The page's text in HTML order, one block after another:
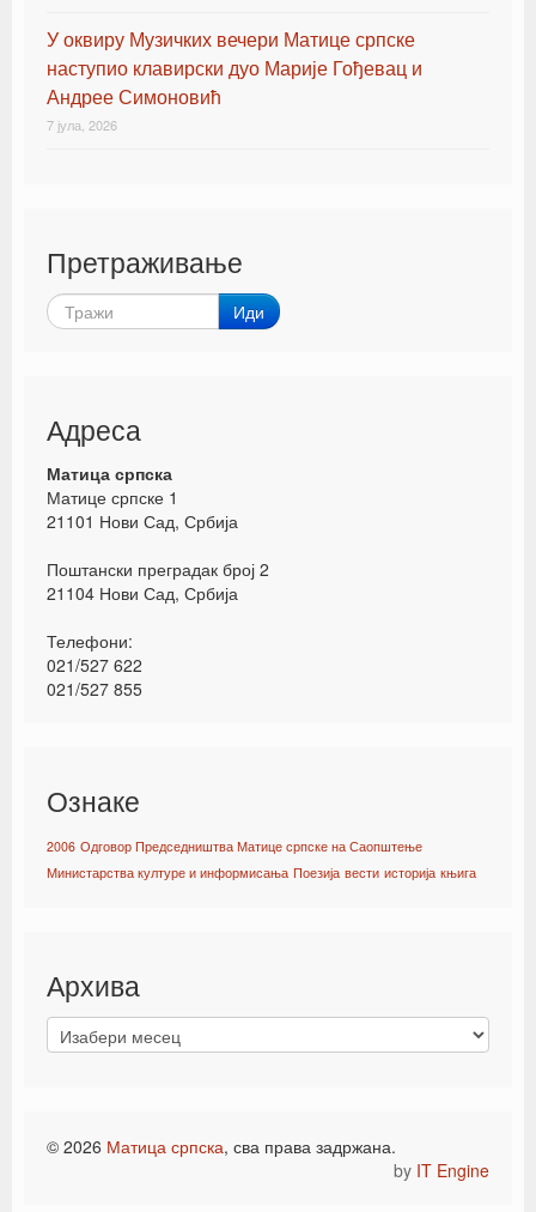
У оквиру Музичких вечери Матице српске
наступио клавирски дуо Марије Гођевац и
Андрее Симоновић
7 јула, 2026
Претраживање
Иди
Адреса
Матица српска
Матице српске 1
21101 Нови Сад, Србија
Поштански преградак број 2
21104 Нови Сад, Србија
Телефони:
021/527 622
021/527 855
Ознаке
2006 Одговор Председништва Матице српске на Саопштење
Министарства културе и информисања Поезија вести историја књига
Архива
© 2026 Матица српска, сва права задржана.
by IT Engine